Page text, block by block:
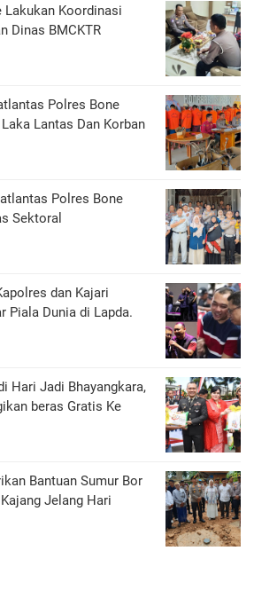
Koordinasi
Dinas BMCKTR
Polres Bone
Lantas Dan Korban
Polres Bone
Sektoral
dan Kajari
Piala Dunia di Lapda.
Hari Jadi Bhayangkara,
beras Gratis Ke
Bantuan Sumur Bor
Jelang Hari